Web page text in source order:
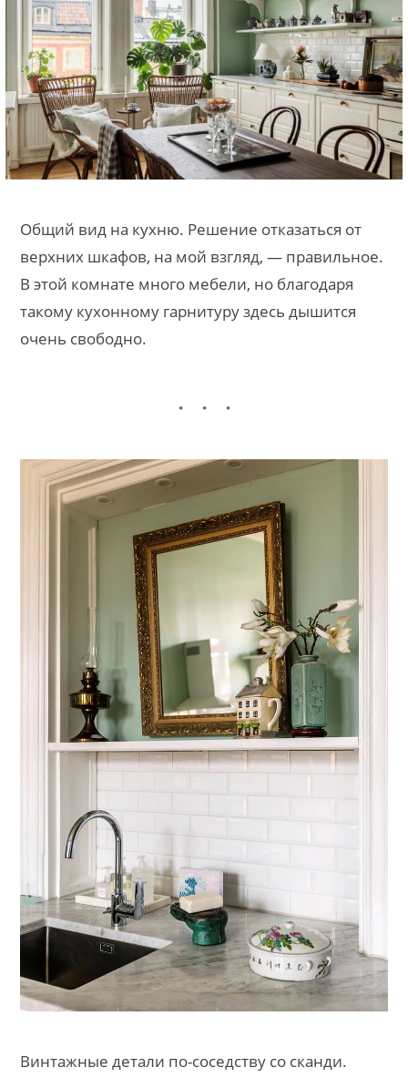
Общий вид на кухню. Решение отказаться от
верхних шкафов, на мой взгляд, — правильное.
В этой комнате много мебели, но благодаря
такому кухонному гарнитуру здесь дышится
очень свободно.
Винтажные детали по-соседству со сканди.